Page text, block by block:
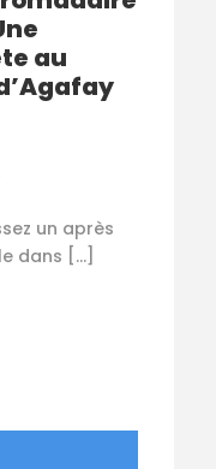
au
un après
dans […]